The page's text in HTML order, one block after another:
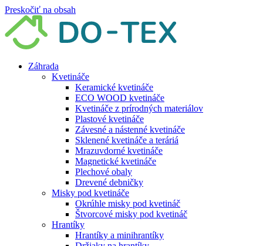
Preskočiť na obsah
Záhrada
Kvetináče
Keramické kvetináče
ECO WOOD kvetináče
Kvetináče z prírodných materiálov
Plastové kvetináče
Závesné a nástenné kvetináče
Sklenené kvetináče a teráriá
Mrazuvdorné kvetináče
Magnetické kvetináče
Plechové obaly
Drevené debničky
Misky pod kvetináče
Okrúhle misky pod kvetináč
Štvorcové misky pod kvetináč
Hrantíky
Hrantíky a minihrantíky